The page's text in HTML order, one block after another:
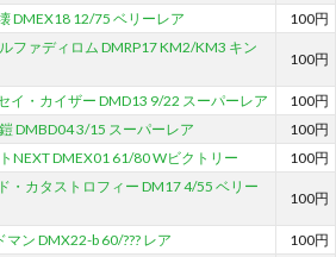
DMEX18 12/75 ベリーレア 100円
ファディロム DMRP17 KM2/KM3 キン
100円
イ・カイザー DMD13 9/22 スーパーレア
100円
DMBD04 3/15 スーパーレア
100円
NEXT DMEX01 61/80 Wビクトリー 100円
・カタストロフィー DM17 4/55 ベリー
100円
ン DMX22-b 60/??? レア
100円